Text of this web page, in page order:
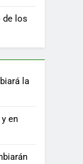
de los
la
en